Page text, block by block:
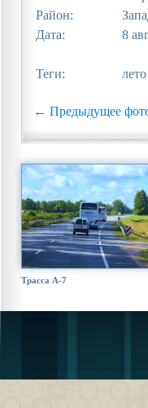
Район:
Дата:
8
Теги:
← Предыдущее
Трасса А-7